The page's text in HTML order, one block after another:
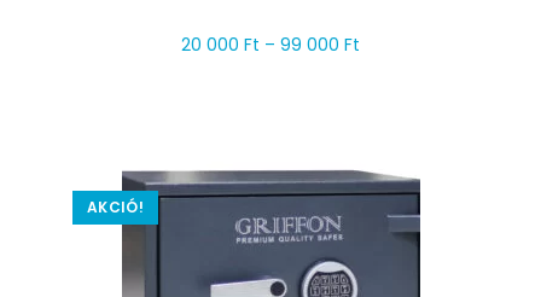
20 000 Ft – 99 000 Ft
AKCIÓ!